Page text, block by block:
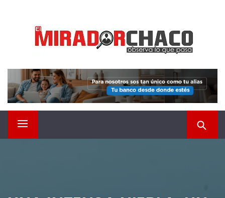
contenido
EL MIRADOR CHACO
Observá lo que pasa
Menú